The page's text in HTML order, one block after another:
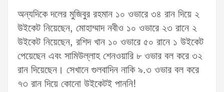
অন্যদিকে দলের মুজিবুর রহমান ১০ ওভারে ৩৪ রান দিয়ে ২
উইকেট নিয়েছেন, মোহাম্মাদ নবীও ১০ ওভারে ২৩ রানে ২
উইকেট নিয়েছেন, রশিদ খান ১০ ওভারে ৫০ রানে ১ উইকেট
পেয়েছেন এবং সামিউল্লাহ শেনওয়ারি ৮ ওভার বল করে ৩২
রান দিয়েছেন। সেখানে গুলবাদিন নাকি ৯.৩ ওভার বল করে
৭৩ রান দিয়ে কোনো উইকেটই পাননি!